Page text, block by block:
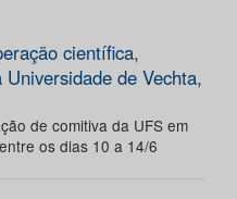
científica,
de Vechta,
de comitiva da UFS em
os dias 10 a 14/6